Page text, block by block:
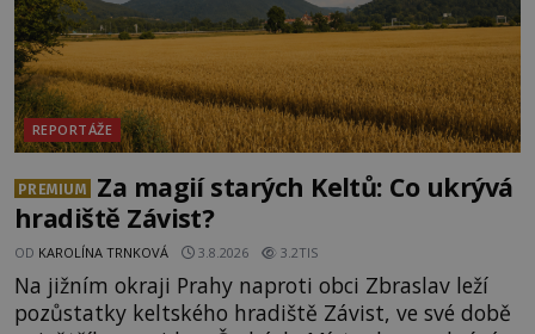
REPORTÁŽE
PREMIUM
Za magií starých Keltů: Co ukrývá
hradiště Závist?
OD KAROLÍNA TRNKOVÁ 3.8.2026 3.2TIS
Na jižním okraji Prahy naproti obci Zbraslav leží
pozůstatky keltského hradiště Závist, ve své době